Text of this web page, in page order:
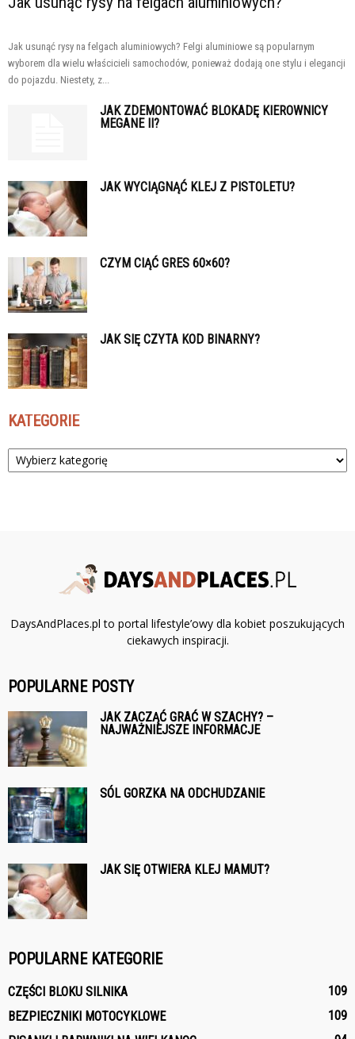
Jak usunąć rysy na felgach aluminiowych? Felgi aluminiowe są popularnym
wyborem dla wielu właścicieli samochodów, ponieważ dodają one stylu i elegancji
do pojazdu. Niestety, z...
JAK ZDEMONTOWAĆ BLOKADĘ KIEROWNICY
MEGANE II?
JAK WYCIĄGNĄĆ KLEJ Z PISTOLETU?
CZYM CIĄĆ GRES 60×60?
JAK SIĘ CZYTA KOD BINARNY?
KATEGORIE
Kategorie
DaysAndPlaces.pl to portal lifestyle’owy dla kobiet poszukujących
ciekawych inspiracji.
POPULARNE POSTY
JAK ZACZĄĆ GRAĆ W SZACHY? –
NAJWAŻNIEJSZE INFORMACJE
SÓL GORZKA NA ODCHUDZANIE
JAK SIĘ OTWIERA KLEJ MAMUT?
POPULARNE KATEGORIE
CZĘŚCI BLOKU SILNIKA
109
BEZPIECZNIKI MOTOCYKLOWE
109